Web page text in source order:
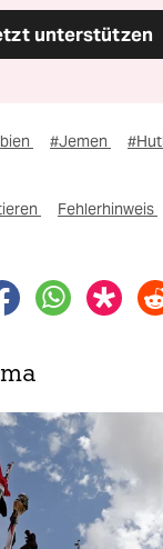
unterstützen
#Jemen
Fehlerhinweis